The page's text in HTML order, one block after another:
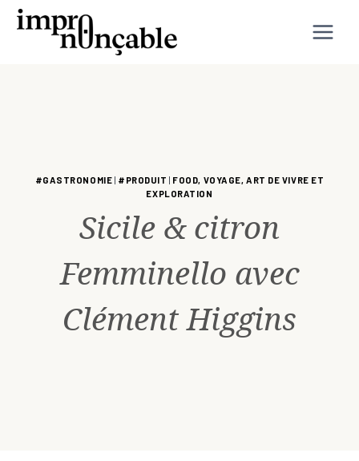
Aller
#GASTRONOMIE | #PRODUIT | FOOD, VOYAGE, ART DE VIVRE ET
EXPLORATION
Sicile & citron
Femminello avec
Clément Higgins